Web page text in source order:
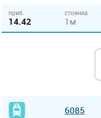
приб.
14.42
стоянка
1м
6085